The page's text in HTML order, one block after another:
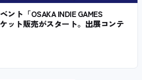
ント「OSAKA INDIE GAMES
ット販売がスタート。出展コンテ